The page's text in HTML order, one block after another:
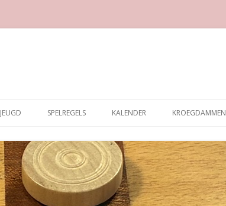
JEUGD SPELREGELS KALENDER KROEGDAMMEN